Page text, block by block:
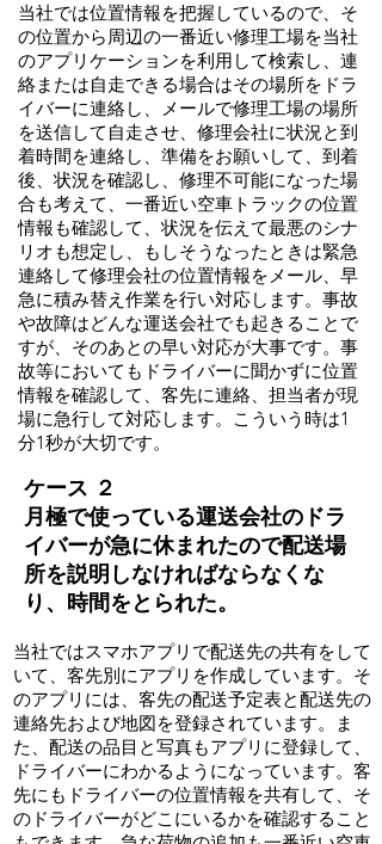
​当社では位置情報を把握しているので、そ
の位置から周辺の一番近い修理工場を当社
のアプリケーションを利用して検索し、連
絡または自走できる場合はその場所をドラ
イバーに連絡し、メールで修理工場の場所
を送信して自走させ、修理会社に状況と到
着時間を連絡し、準備をお願いして、到着
後、状況を確認し、修理不可能になった場
合も考えて、一番近い空車トラックの位置
情報も確認して、状況を伝えて最悪のシナ
リオも想定し、もしそうなったときは緊急
連絡して修理会社の位置情報をメール、早
急に積み替え作業を行い対応します。事故
や故障はどんな運送会社でも起きることで
すが、そのあとの早い対応が大事です。事
故等においてもドライバーに聞かずに位置
情報を確認して、客先に連絡​、担当者が現
場に急行して対応します。こういう時は1
分1秒が大切です。
ケース ２
月極で使っている運送会社のドラ
イバーが急に休まれたので配送場
所を説明しなければならなくな
り、時間をとられた。
​当社ではスマホアプリで配送先の共有をして
いて、客先別にアプリを作成しています。そ
のアプリには、客先の配送予定表と配送先の
連絡先および地図を登録されています。ま
た、配送の品目と写真もアプリに登録して、
ドライバーにわかるようになっています。客
先にもドライバーの位置情報を共有して、そ
のドライバーがどこにいるかを確認すること